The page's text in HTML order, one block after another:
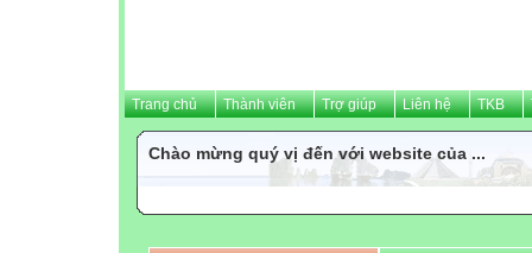
Trang chủ Thành viên Trợ giúp Liên hệ TKB
Chào mừng quý vị đến với website của ...